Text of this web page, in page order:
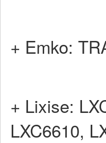
+ Emko:
+ Lixise:
LXC6610,